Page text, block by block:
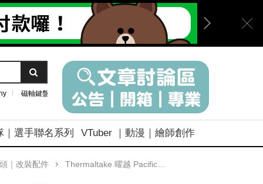
磁軸鍵盤
｜選手聯名系列 VTuber ｜動漫｜繪師創作
｜改裝配件 Thermaltake 曜越 Pacific G1/4 90度轉角度接頭 黑色 銀色